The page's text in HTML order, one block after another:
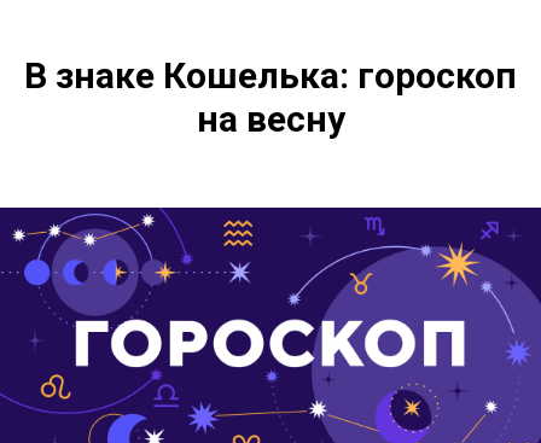
В знаке Кошелька: гороскоп
на весну